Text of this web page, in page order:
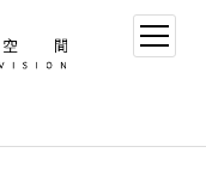
open
menu